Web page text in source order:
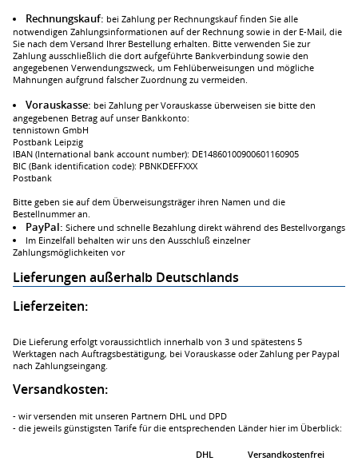
Rechnungskauf: bei Zahlung per Rechnungskauf finden Sie alle
notwendigen Zahlungsinformationen auf der Rechnung sowie in der E-Mail, die
Sie nach dem Versand Ihrer Bestellung erhalten. Bitte verwenden Sie zur
Zahlung ausschließlich die dort aufgeführte Bankverbindung sowie den
angegebenen Verwendungszweck, um Fehlüberweisungen und mögliche
Mahnungen aufgrund falscher Zuordnung zu vermeiden.
Vorauskasse: bei Zahlung per Vorauskasse überweisen sie bitte den
angegebenen Betrag auf unser Bankkonto:
tennistown GmbH
Postbank Leipzig
IBAN (International bank account number): DE14860100900601160905
BIC (Bank identification code): PBNKDEFFXXX
Postbank
Bitte geben sie auf dem Überweisungsträger ihren Namen und die
Bestellnummer an.
PayPal: Sichere und schnelle Bezahlung direkt während des Bestellvorgangs
Im Einzelfall behalten wir uns den Ausschluß einzelner
Zahlungsmöglichkeiten vor
Lieferungen außerhalb Deutschlands
Lieferzeiten:
Die Lieferung erfolgt voraussichtlich innerhalb von 3 und spätestens 5
Werktagen nach Auftragsbestätigung, bei Vorauskasse oder Zahlung per Paypal
nach Zahlungseingang.
Versandkosten:
- wir versenden mit unseren Partnern DHL und DPD
- die jeweils günstigsten Tarife für die entsprechenden Länder hier im Überblick:
DHL
Versandkostenfrei